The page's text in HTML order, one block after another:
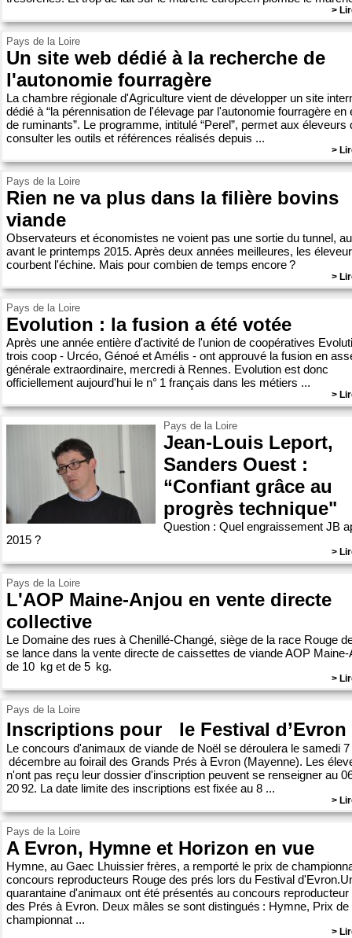
>
Pays de la Loire
Un site web dédié à la recherche de
l'autonomie fourragère
La chambre régionale d'Agriculture vient de développer un site
dédié à “la pérennisation de l'élevage par l'autonomie fourragère en
de ruminants”. Le programme, intitulé “Perel”, permet aux éleveurs
consulter les outils et références réalisés depuis ...
>
Pays de la Loire
Rien ne va plus dans la filière bovins
viande
Observateurs et économistes ne voient pas une sortie du tunnel,
avant le printemps 2015. Après deux années meilleures, les
courbent l'échine. Mais pour combien de temps encore ?
>
Pays de la Loire
Evolution : la fusion a été votée
Après une année entière d'activité de l'union de coopératives
trois coop - Urcéo, Génoé et Amélis - ont approuvé la fusion en
générale extraordinaire, mercredi à Rennes. Evolution est donc
officiellement aujourd'hui le n° 1 français dans les métiers ...
>
Pays de la Loire
Jean-Louis Leport,
Sanders Ouest :
“Confiant grâce au
progrès technique"
Question : Quel engraissement JB
2015 ?
>
Pays de la Loire
L'AOP Maine-Anjou en vente directe
collective
Le Domaine des rues à Chenillé-Changé, siège de la race Rouge
se lance dans la vente directe de caissettes de viande AOP Maine-
de 10 kg et de 5 kg.
>
Pays de la Loire
Inscriptions pour le Festival d’Evron
Le concours d'animaux de viande de Noël se déroulera le samedi 7
décembre au foirail des Grands Prés à Evron (Mayenne). Les
n'ont pas reçu leur dossier d'inscription peuvent se renseigner au
20 92. La date limite des inscriptions est fixée au 8 ...
>
Pays de la Loire
A Evron, Hymne et Horizon en vue
Hymne, au Gaec Lhuissier frères, a remporté le prix de
concours reproducteurs Rouge des prés lors du Festival
quarantaine d'animaux ont été présentés au concours reproducteur
des Prés à Evron. Deux mâles se sont distingués : Hymne, Prix de
championnat ...
>